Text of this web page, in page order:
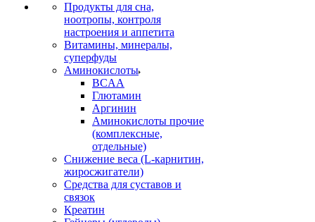
Продукты для сна,
ноотропы, контроля
настроения и аппетита
Витамины, минералы,
суперфуды
Аминокислоты
BCAA
Глютамин
Аргинин
Аминокислоты прочие
(комплексные,
отдельные)
Снижение веса (L-карнитин,
жиросжигатели)
Средства для суставов и
связок
Креатин